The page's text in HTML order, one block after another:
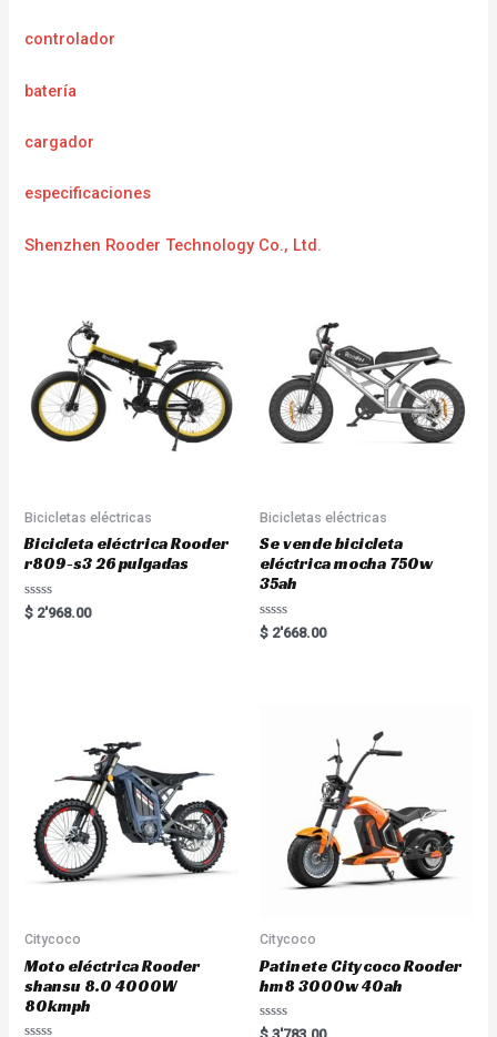
controlador
batería
cargador
especificaciones
Shenzhen Rooder Technology Co., Ltd.
Bicicletas eléctricas
Bicicleta eléctrica Rooder
r809-s3 26 pulgadas
R
a
$ 2'968.00
Bicicletas eléctricas
Se vende bicicleta
eléctrica mocha 750w
35ah
R
a
$ 2'668.00
Citycoco
Moto eléctrica Rooder
shansu 8.0 4000W
80kmph
Citycoco
Patinete Citycoco Rooder
hm8 3000w 40ah
R